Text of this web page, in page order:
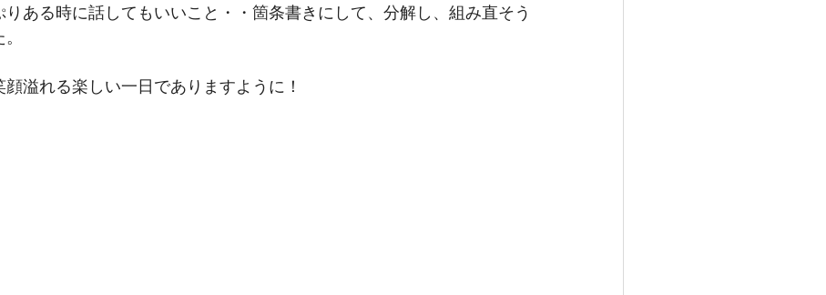
ある時に話してもいいこと・・箇条書きにして、分解し、組み直そう
溢れる楽しい一日でありますように！